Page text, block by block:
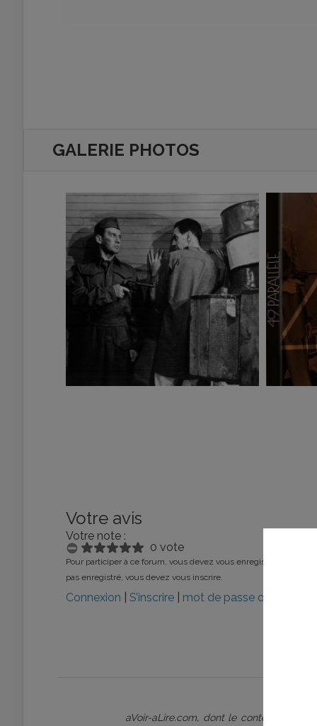
GALERIE PHOTOS
Votre avis
Votre note :
0 vote
Pour participer à ce forum, vous devez vous enregistrer au
pas enregistré, vous devez vous inscrire.
Connexion S’inscrire mot de passe oublié ?
aVoir-aLire.com, dont le contenu est